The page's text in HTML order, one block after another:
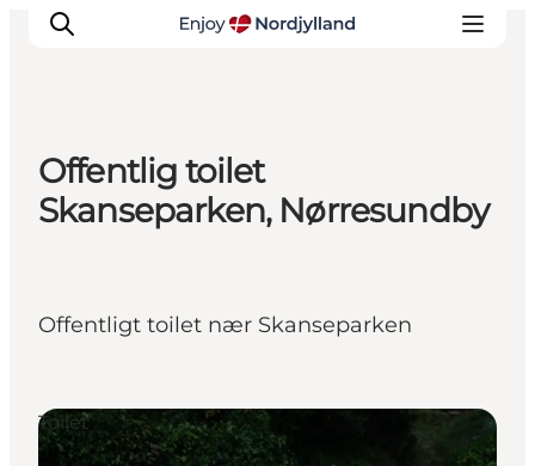
Oplevelser og aktiviteter
Planlæg din tur
Det sker
Offentlig toilet
Skanseparken, Nørresundby
Offentligt toilet nær Skanseparken
Toilet